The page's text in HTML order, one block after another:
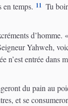
temps. 11 Tu
d’homme. «
Yahweh,
n’est entrée dans
du pain au
et se